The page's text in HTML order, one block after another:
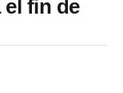
fin de